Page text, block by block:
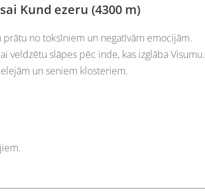
Kund ezeru (4300 m)
prātu no toksīniem un negatīvām emocijām.
veldzētu slāpes pēc inde, kas izglāba Visumu.
un seniem klosteriem.